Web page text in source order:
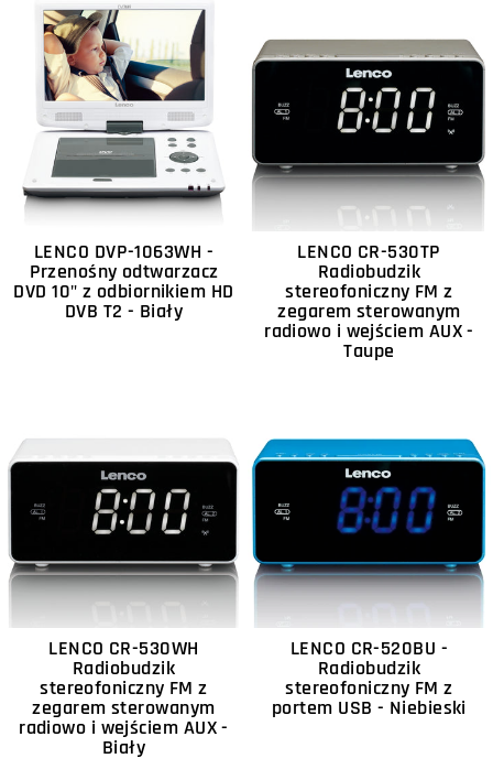
LENCO DVP-1063WH -
Przenośny odtwarzacz
DVD 10" z odbiornikiem HD
DVB T2 - Biały
LENCO CR-530TP
Radiobudzik
stereofoniczny FM z
zegarem sterowanym
radiowo i wejściem AUX -
Taupe
LENCO CR-530WH
Radiobudzik
stereofoniczny FM z
zegarem sterowanym
radiowo i wejściem AUX -
Biały
LENCO CR-520BU -
Radiobudzik
stereofoniczny FM z
portem USB - Niebieski